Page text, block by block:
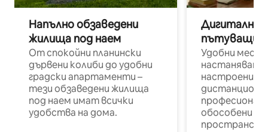
Напълно обзаведени
жилища под наем
От спокойни планински
дървени колиби до удобни
градски апартаменти –
тези обзаведени жилища
под наем имат всички
удобства на дома.
Дигитални
пътуващи
Удобни
настаняване
настроени и
обособени